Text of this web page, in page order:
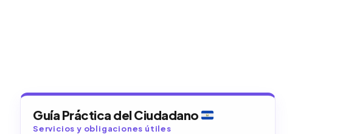
Guía Práctica del Ciudadano
Servicios y obligaciones útiles